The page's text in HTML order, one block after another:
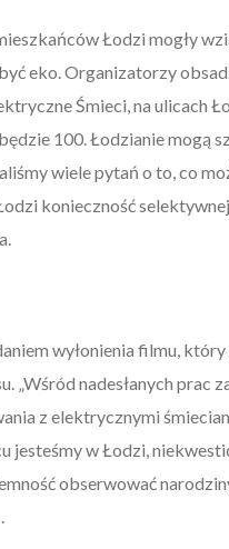
Łodzi mogły
eko. Organizatorzy
Śmieci, na ulicach
100. Łodzianie
wiele pytań o to, co
konieczność
wyłonienia filmu,
„Wśród nadesłanych prac
z elektrycznymi
jesteśmy w Łodzi,
obserwować